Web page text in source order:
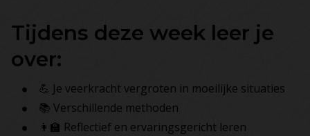
Tijdens deze week leer je
over:
💪 Je veerkracht vergroten in moeilijke situaties
📚 Verschillende methoden
👩‍🏫 Reflectief en ervaringsgericht leren